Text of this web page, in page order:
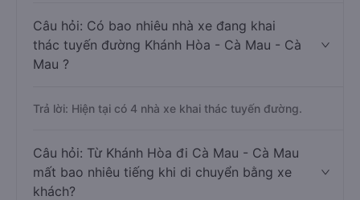
Câu hỏi: Có bao nhiêu nhà xe đang khai
thác tuyến đường Khánh Hòa - Cà Mau - Cà
Mau ?
Trả lời: Hiện tại có 4 nhà xe khai thác tuyến đường.
Câu hỏi: Từ Khánh Hòa đi Cà Mau - Cà Mau
mất bao nhiêu tiếng khi di chuyển bằng xe
khách?